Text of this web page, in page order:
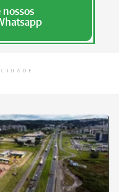
nossos